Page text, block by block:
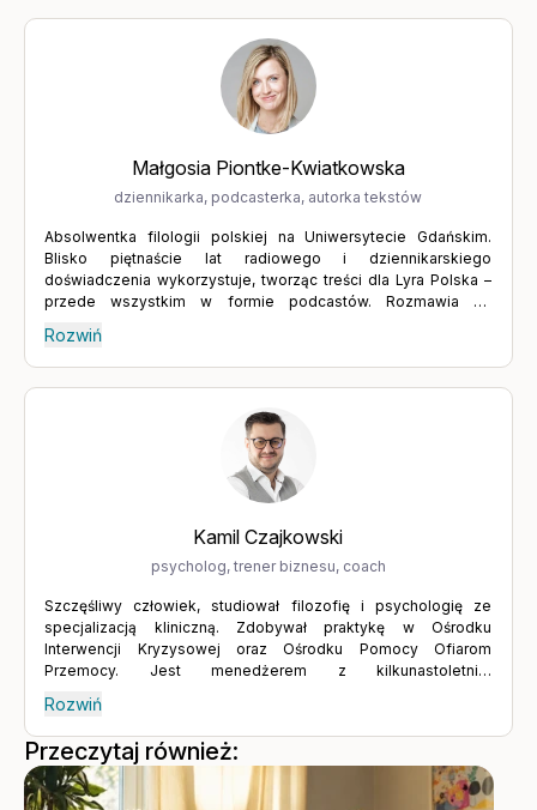
Małgosia Piontke-Kwiatkowska
dziennikarka, podcasterka, autorka tekstów
Absolwentka filologii polskiej na Uniwersytecie Gdańskim.
Blisko piętnaście lat radiowego i dziennikarskiego
doświadczenia wykorzystuje, tworząc treści dla Lyra Polska –
przede wszystkim w formie podcastów. Rozmawia ze
siebie i odzyskać równowagę. Wierzy w moc słowa oraz w
dialog, który prowadzi do głębszego poznania drugiego
człowieka, ale także samego siebie. Podejmowanie trudnych
tematów wymaga odwagi i gotowości do konfrontacji z
własnymi słabościami oraz niepewnością – ale warto to robić.
Wyrażanie tego, czego naprawdę chcemy, aktywne słuchanie i
budowanie relacji poprzez wymianę myśli prowadzą do
rozwoju, a rozwój to jeden z kluczy do spełnienia.
Rozwiń
Kamil Czajkowski
psycholog, trener biznesu, coach
Szczęśliwy człowiek, studiował filozofię i psychologię ze
specjalizacją kliniczną. Zdobywał praktykę w Ośrodku
Interwencji Kryzysowej oraz Ośrodku Pomocy Ofiarom
Przemocy. Jest menedżerem z kilkunastoletnim
jako psycholog i trener biznesu oraz doradca, jest
certyfikowanym coachem ICF. Ukończył studia podyplomowe
MBA w Wyższej Szkole Bankowej, a obecnie pracuje nad
doktoratem na Uniwersytecie Gdańskim. Jest nauczycielem
akademickim prowadząc zajęcia z zakresu psychologii
Rozwiń
Przeczytaj również: